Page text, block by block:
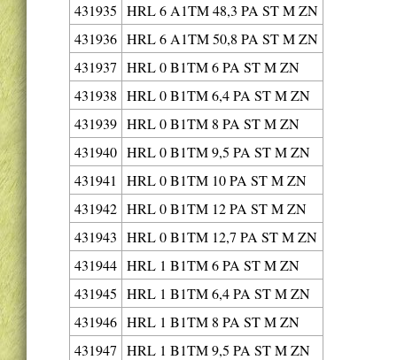
431935 HRL 6 A1TM 48,3 PA ST M ZN
431936 HRL 6 A1TM 50,8 PA ST M ZN
431937 HRL 0 B1TM 6 PA ST M ZN
431938 HRL 0 B1TM 6,4 PA ST M ZN
431939 HRL 0 B1TM 8 PA ST M ZN
431940 HRL 0 B1TM 9,5 PA ST M ZN
431941
HRL 0 B1TM 10 PA ST M ZN
431942 HRL 0 B1TM 12 PA ST M ZN
431943 HRL 0 B1TM 12,7 PA ST M ZN
431944 HRL 1 B1TM 6 PA ST M ZN
431945 HRL 1 B1TM 6,4 PA ST M ZN
431946 HRL 1 B1TM 8 PA ST M ZN
431947 HRL 1 B1TM 9,5 PA ST M ZN